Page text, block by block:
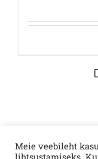
Meie veebileht